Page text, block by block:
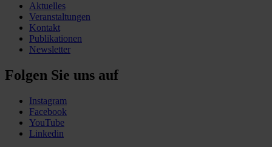
Aktuelles
Veranstaltungen
Kontakt
Publikationen
Newsletter
Folgen Sie uns auf
Instagram
Facebook
YouTube
Linkedin